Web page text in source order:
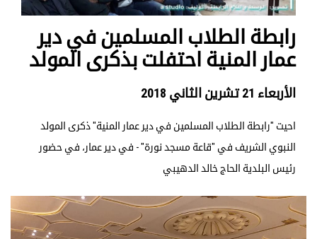
رابطة الطلاب المسلمين في دير
عمار المنية احتفلت بذكرى المولد
الأربعاء 21 تشرين الثاني 2018
احيت "رابطة الطلاب المسلمين في دير عمار المنية" ذكرى المولد
النبوي الشريف في "قاعة مسجد نورة" - في دير عمار، في حضور
رئيس البلدية الحاج خالد الدهيبي